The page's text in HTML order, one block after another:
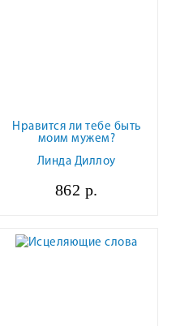
Нравится ли тебе быть
моим мужем?
Линда Диллоу
862 р.